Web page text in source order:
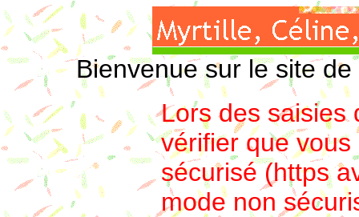
Bienvenue sur le site
Lors des saisies
vérifier que
sécurisé (https
mode non